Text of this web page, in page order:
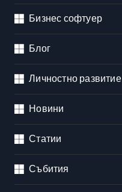
Бизнес софтуер
Блог
Личностно развитие
Новини
Статии
Събития